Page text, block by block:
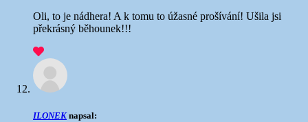
Oli, to je nádhera! A k tomu to úžasné prošívání! Ušila jsi
překrásný běhounek!!!
ILONEK napsal: